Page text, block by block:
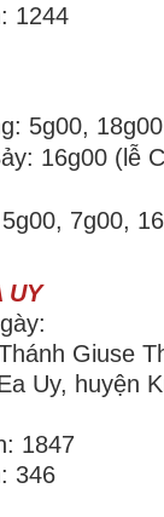
1244
5g00, 18g00
16g00 (lễ
7g00,
UY
Giuse
Uy, huyện
1847
346